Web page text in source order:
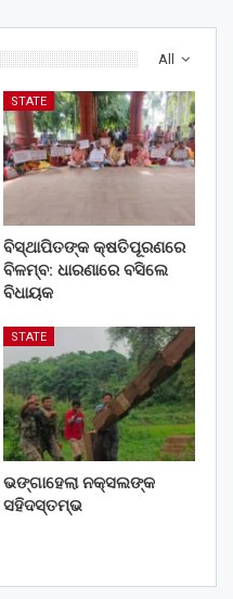
All
STATE
ବିସ୍ଥାପିତଙ୍କ କ୍ଷତିପୂରଣରେ
ବିଳମ୍ବ: ଧାରଣାରେ ବସିଲେ
ବିଧାୟକ
STATE
ଭଙ୍ଗାହେଲା ନକ୍ସଲଙ୍କ
ସହିଦସ୍ତମ୍ଭ